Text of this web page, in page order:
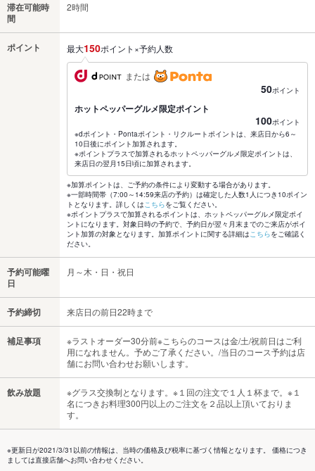
滞在可能時
間
2時間
ポイント 最大150ポイント×予約人数
または
50ポイント
ホットペッパーグルメ限定ポイント
100ポイント
※dポイント・Pontaポイント・リクルートポイントは、来店日から6～
10日後にポイント加算されます。
※ポイントプラスで加算されるホットペッパーグルメ限定ポイントは、
来店日の翌月15日頃に加算されます。
※加算ポイントは、ご予約の条件により変動する場合があります。
※一部時間帯（7:00～14:59来店の予約）は確定した人数1人につき10ポイン
トとなります。詳しくはこちらをご覧ください。
※ポイントプラスで加算されるポイントは、ホットペッパーグルメ限定ポイ
ントになります。対象日時の予約で、予約日が翌々月末までのご来店がポイ
ント加算の対象となります。加算ポイントに関する詳細はこちらをご確認く
ださい。
予約可能曜
日
月～木・日・祝日
予約締切 来店日の前日22時まで
補足事項
※ラストオーダー30分前※こちらのコースは金/土/祝前日はご利
用になれません。予めご了承ください。/当日のコース予約は店
舗にお問い合わせお願いします。
飲み放題
※グラス交換制となります。※１回の注文で１人１杯まで。※１
名につきお料理300円以上のご注文を２品以上頂いておりま
す。
※更新日が2021/3/31以前の情報は、当時の価格及び税率に基づく情報となります。 価格につき
ましては直接店舗へお問い合わせください。